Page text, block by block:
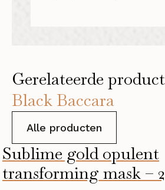
Gerelateerde
Black Baccara
Alle producten
Sublime gold opulent
transforming mask –